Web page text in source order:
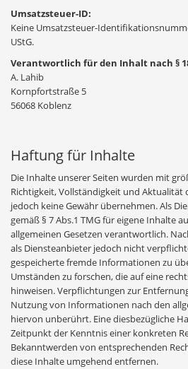
Umsatzsteuer-ID:
Keine Umsatzsteuer-
UStG.
Verantwortlich für den Inhalt nach §
A. Lahib
Kornpfortstraße 5
56068 Koblenz
Haftung für Inhalte
Die Inhalte unserer Seiten wurden mit
Richtigkeit, Vollständigkeit und Aktualität
jedoch keine Gewähr übernehmen. Als
gemäß § 7 Abs.1 TMG für eigene Inhalte
allgemeinen Gesetzen verantwortlich.
als Diensteanbieter jedoch nicht
gespeicherte fremde Informationen zu
Umständen zu forschen, die auf eine
hinweisen. Verpflichtungen zur
Nutzung von Informationen nach den
hiervon unberührt. Eine diesbezügliche
Zeitpunkt der Kenntnis einer konkreten
Bekanntwerden von entsprechenden
diese Inhalte umgehend entfernen.